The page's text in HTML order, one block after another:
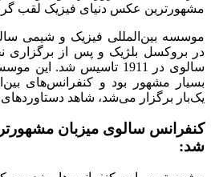
مشهورترین عکس دنیای فیزیک لقب
در بروکسل بلژیک و پس از برگزاری
سالوی در 1911 تاسیس شد.
بسیار مشهور بود و کنفرانس‌های
یک‌بار برگزار می‌شد، شاهد دستاوردهای
کنفرانس سالوی میزبان
شد: